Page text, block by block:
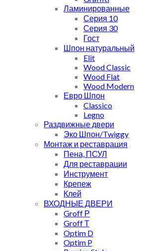
Ламинированные
Серия 10
Серия 30
Гост
Шпон натуральный
Elit
Wood Classic
Wood Flat
Wood Modern
Евро Шпон
Classico
Legno
Раздвижные двери
Эко Шпон/Twiggy
Монтаж и реставрация
Пена, ПСУЛ
Для реставрации
Инструмент
Крепеж
Клей
ВХОДНЫЕ ДВЕРИ
Groff Р
Groff Т
Optim D
Optim P